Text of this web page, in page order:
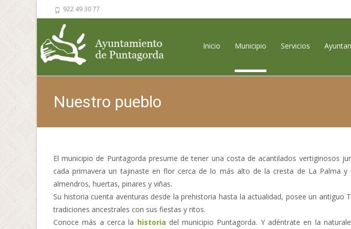
922 49 30 77
Inicio
Municipio Servicios
Nuestro pueblo
El municipio de Puntagorda presume de tener una costa de acantilados vertiginosos
cada primavera un tajinaste en flor cerca de lo más alto de la cresta de La Palma y
almendros, huertas, pinares y viñas.
Su historia cuenta aventuras desde la prehistoria hasta la actualidad, posee un antiguo
tradiciones ancestrales con sus fiestas y ritos.
Conoce más a cerca la historia del municipio Puntagorda. Y adéntrate en la